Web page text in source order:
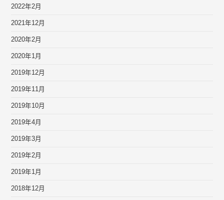
2022年2月
2021年12月
2020年2月
2020年1月
2019年12月
2019年11月
2019年10月
2019年4月
2019年3月
2019年2月
2019年1月
2018年12月